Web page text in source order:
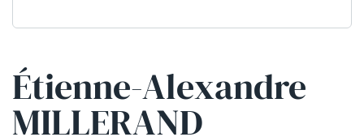
Étienne-Alexandre
MILLERAND
Qui sommes-nous ?
La Conférence